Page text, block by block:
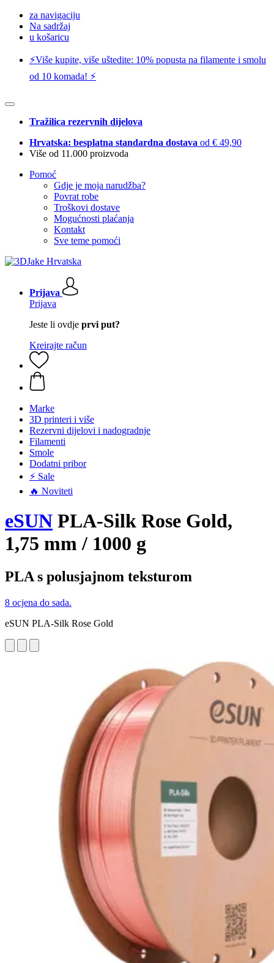
za navigaciju
Na sadržaj
u košaricu
⚡️Više kupite, više uštedite: 10% popusta na filamente i smolu
od 10 komada! ⚡️
Tražilica rezervnih dijelova
Hrvatska: besplatna standardna dostava od € 49,90
Više od 11.000 proizvoda
Pomoć
Gdje je moja narudžba?
Povrat robe
Troškovi dostave
Mogućnosti plaćanja
Kontakt
Sve teme pomoći
Prijava
Prijava
Jeste li ovdje prvi put?
Kreirajte račun
Marke
3D printeri i više
Rezervni dijelovi i nadogradnje
Filamenti
Smole
Dodatni pribor
⚡ Sale
🔥 Noviteti
eSUN PLA-Silk Rose Gold,
1,75 mm / 1000 g
PLA s polusjajnom teksturom
8 ocjena do sada.
eSUN PLA-Silk Rose Gold